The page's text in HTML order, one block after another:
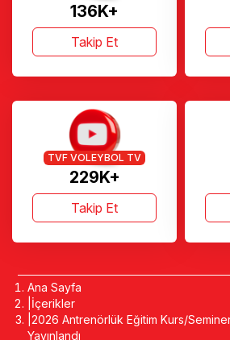
136K+
Takip Et
229K+
TVF VOLEYBOL TV
Takip Et
Ana Sayfa
İçerikler
2026 Antrenörlük Eğitim Kurs/
Yayınlandı